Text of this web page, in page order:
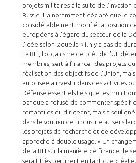
projets militaires à la suite de l'invasion
Russie. Il a notamment déclaré que le
considérablement modifié la position
européens à l'égard du secteur de la
l'idée selon laquelle « il n'y a pas de
La BEI, l'organisme de prêt de l'UE
membres, sert à financer des projets
réalisation des objectifs de l'Union,
autorisée à investir dans des activités
Défense essentiels tels que les
banque a refusé de commenter
remarques du dirigeant, mais a
dans le soutien de l'industrie au sens
les projets de recherche et de
approche à double usage. « Un
de la BEI sur la manière de financer le
serait très pertinent en tant que